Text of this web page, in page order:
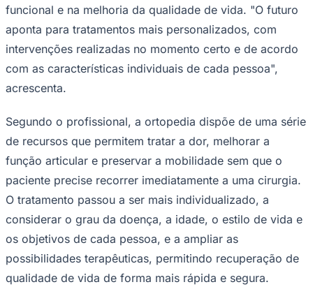
Corinthians
funcional e na melhoria da qualidade de vida. "O futuro
aponta para tratamentos mais personalizados, com
intervenções realizadas no momento certo e de acordo
com as características individuais de cada pessoa",
acrescenta.
Segundo o profissional, a ortopedia dispõe de uma série
de recursos que permitem tratar a dor, melhorar a
função articular e preservar a mobilidade sem que o
paciente precise recorrer imediatamente a uma cirurgia.
O tratamento passou a ser mais individualizado, a
considerar o grau da doença, a idade, o estilo de vida e
os objetivos de cada pessoa, e a ampliar as
possibilidades terapêuticas, permitindo recuperação de
qualidade de vida de forma mais rápida e segura.